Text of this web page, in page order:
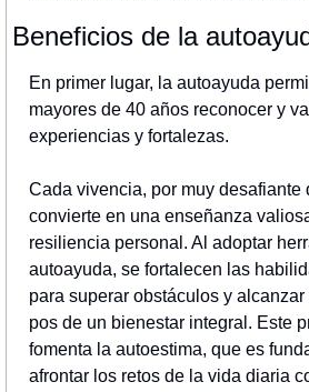
Beneficios de la
En primer lugar, la autoayuda
mayores de 40 años reconocer y
experiencias y fortalezas.
Cada vivencia, por muy desafiante
convierte en una enseñanza
resiliencia personal. Al adoptar
autoayuda, se fortalecen las
para superar obstáculos y
pos de un bienestar integral. Este
fomenta la autoestima, que es
afrontar los retos de la vida diaria